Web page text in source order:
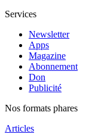
Services
Newsletter
Apps
Magazine
Abonnement
Don
Publicité
Nos formats phares
Articles